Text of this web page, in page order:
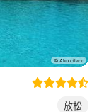
放松